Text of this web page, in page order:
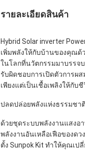
รายละเอียดสินค้า
Hybrid Solar inverter
เพิ่มพลังให้กับบ้านของคุณด้
ในโลกที่นวัตกรรมมาบรรจ
รับผิดชอบการเปิดตัวการผ
เพียงแต่เป็นเชื้อเพลิงให้กับ
ปลดปล่อยพลังแห่งธรรมชาติ
ด้วยชุดระบบพลังงานแสงอ
พลังงานอันเหลือเฟือของด
ตั้ง Sunpok Kit ทำให้คุณเ